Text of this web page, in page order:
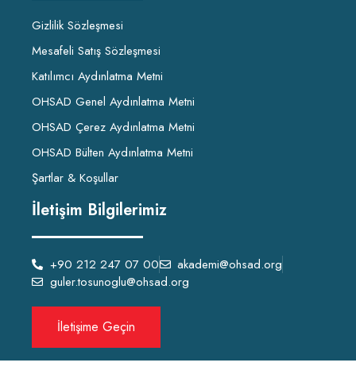
Gizlilik Sözleşmesi
Mesafeli Satış Sözleşmesi
Katılımcı Aydınlatma Metni
OHSAD Genel Aydınlatma Metni
OHSAD Çerez Aydınlatma Metni
OHSAD Bülten Aydınlatma Metni
Şartlar & Koşullar
İletişim Bilgilerimiz
+90 212 247 07 00
akademi@ohsad.org
guler.tosunoglu@ohsad.org
İletişime Geçin